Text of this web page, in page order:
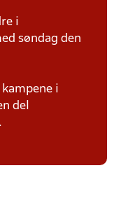
i
søndag den
i
del